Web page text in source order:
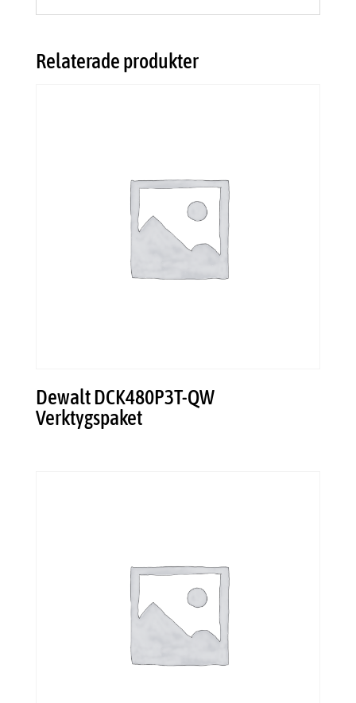
Relaterade produkter
Dewalt DCK480P3T-QW
Verktygspaket